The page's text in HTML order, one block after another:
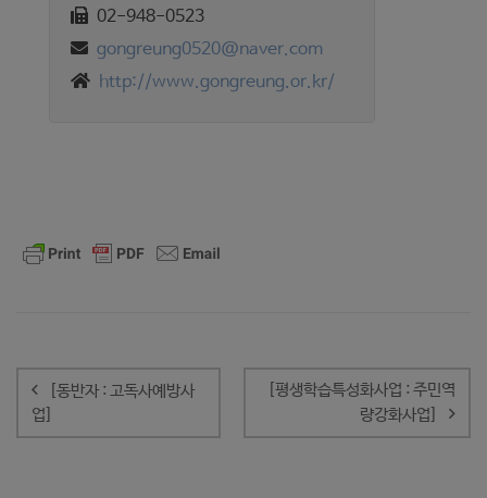
02-948-0523
gongreung0520@naver.com
http://www.gongreung.or.kr/
내
비
게
[동반자 : 고독사예방사
업]
[평생학습특성화사업 : 주민역
량강화사업]